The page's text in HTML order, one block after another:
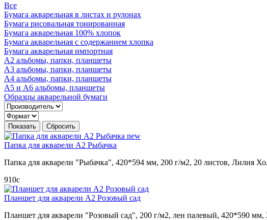
Все
Бумага акварельная в листах и рулонах
Бумага рисовальная тонированная
Бумага акварельная 100% хлопок
Бумага акварельная с содержанием хлопка
Бумага акварельная импортная
А2 альбомы, папки, планшеты
А3 альбомы, папки, планшеты
А4 альбомы, папки, планшеты
А5 и А6 альбомы, планшеты
Образцы акварельной бумаги
new
Папка для акварели А2 Рыбачка
Папка для акварели "Рыбачка", 420*594 мм, 200 г/м2, 20 листов, Лилия
910c
Планшет для акварели А2 Розовый сад
Планшет для акварели "Розовый сад", 200 г/м2, лен палевый, 420*590